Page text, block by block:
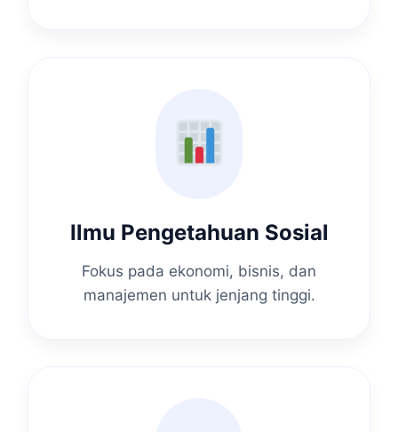
Ilmu Pengetahuan Sosial
Fokus pada ekonomi, bisnis, dan
manajemen untuk jenjang tinggi.